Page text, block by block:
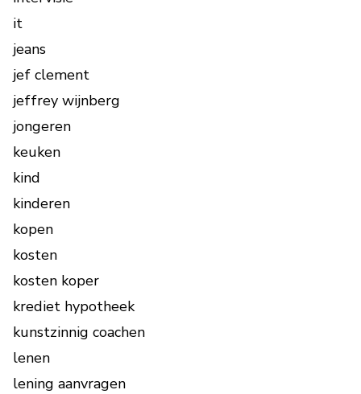
it
jeans
jef clement
jeffrey wijnberg
jongeren
keuken
kind
kinderen
kopen
kosten
kosten koper
krediet hypotheek
kunstzinnig coachen
lenen
lening aanvragen